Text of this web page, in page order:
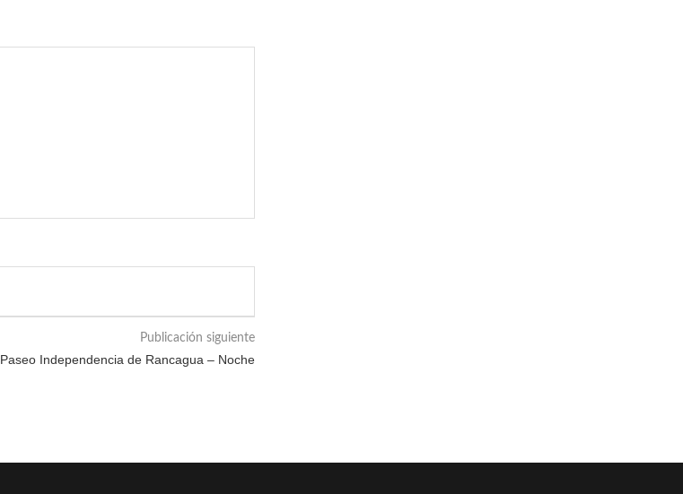
Publicación siguiente
Paseo Independencia de Rancagua – Noche